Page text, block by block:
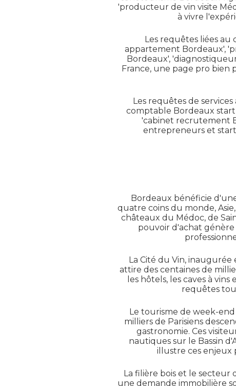
'producteur de vin visite
à vivre
Les requêtes liées
appartement Bordeaux',
Bordeaux',
France, une page pro bien
Les requêtes de
comptable Bordeaux
'cabinet recrutement
entrepreneurs et
Bordeaux bénéficie
quatre coins du monde,
châteaux du Médoc, de
pouvoir d'achat génère
La Cité du Vin,
attire des centaines de
les hôtels, les caves à
requêtes
Le tourisme de week-
milliers de Parisiens
gastronomie. Ces
nautiques sur le Bassin
illustre ces enjeux
La filière bois et le secteur
une demande immobilière